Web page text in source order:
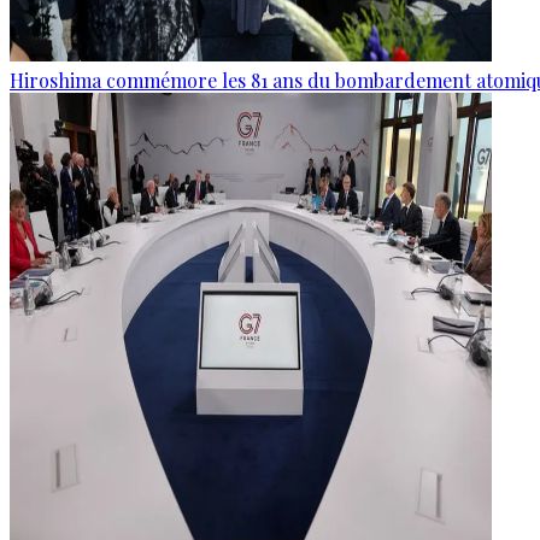
Hiroshima commémore les 81 ans du bombardement